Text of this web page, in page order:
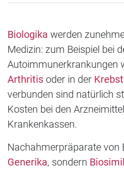
Biologika werden
Medizin: zum Beispiel bei
Autoimmunerkrankungen
Arthritis oder in der
verbunden sind natürlich
Kosten bei den
Krankenkassen.
Nachahmerpräparate von
Generika, sondern